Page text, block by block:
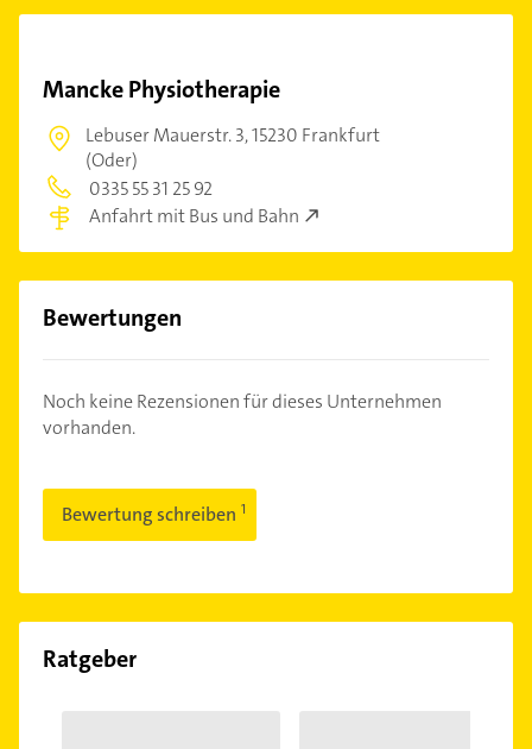
Mancke Physiotherapie
Lebuser Mauerstr. 3,15230 Frankfurt
(Oder)
0335 55 31 25 92
Anfahrt mit Bus und Bahn
Bewertungen
Noch keine Rezensionen für dieses Unternehmen
vorhanden.
Bewertung schreiben
Ratgeber